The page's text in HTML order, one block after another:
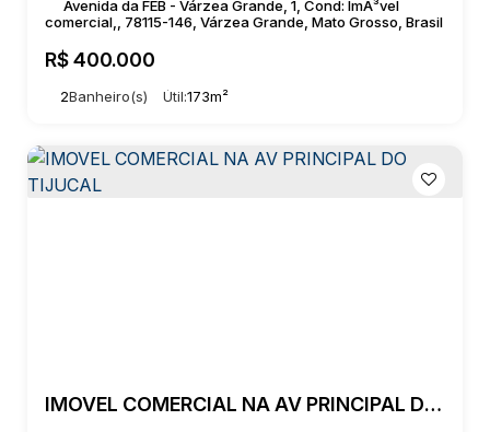
R$400.000
Avenida da FEB - Várzea Grande, 1, Cond: ImÃ³vel
comercial,, 78115-146, Várzea Grande, Mato Grosso, Brasil
2Banheiro(s) Útil:173m²
IMOVEL COMERCIAL NA AV PRINCIPAL DO TIJUCAL